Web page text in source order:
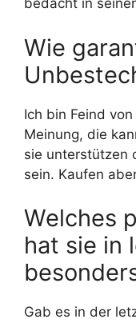
bedacht in
Wie
Ich bin Feind
Meinung, die
sie unterstützen
sein. Kaufen
Welches
hat sie in
Gab es in der